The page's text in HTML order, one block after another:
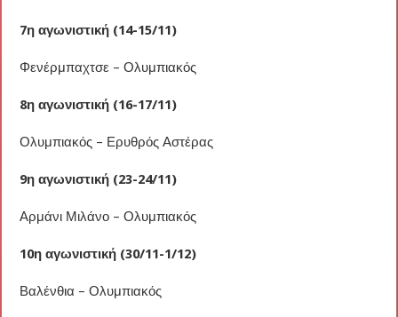
7η αγωνιστική (14-15/11)
Φενέρμπαχτσε – Ολυμπιακός
8η αγωνιστική (16-17/11)
Ολυμπιακός – Ερυθρός Αστέρας
9η αγωνιστική (23-24/11)
Αρμάνι Μιλάνο – Ολυμπιακός
10η αγωνιστική (30/11-1/12)
Βαλένθια – Ολυμπιακός